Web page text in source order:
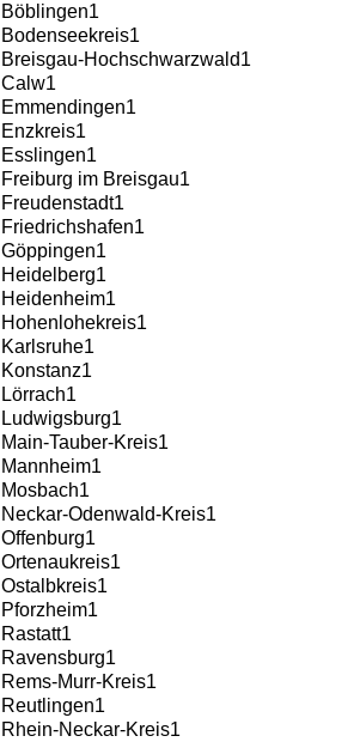
Böblingen1
Bodenseekreis1
Breisgau-Hochschwarzwald1
Calw1
Emmendingen1
Enzkreis1
Esslingen1
Freiburg im Breisgau1
Freudenstadt1
Friedrichshafen1
Göppingen1
Heidelberg1
Heidenheim1
Hohenlohekreis1
Karlsruhe1
Konstanz1
Lörrach1
Ludwigsburg1
Main-Tauber-Kreis1
Mannheim1
Mosbach1
Neckar-Odenwald-Kreis1
Offenburg1
Ortenaukreis1
Ostalbkreis1
Pforzheim1
Rastatt1
Ravensburg1
Rems-Murr-Kreis1
Reutlingen1
Rhein-Neckar-Kreis1